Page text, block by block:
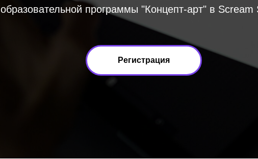
образовательной программы "Концепт-арт" в Scream
Регистрация